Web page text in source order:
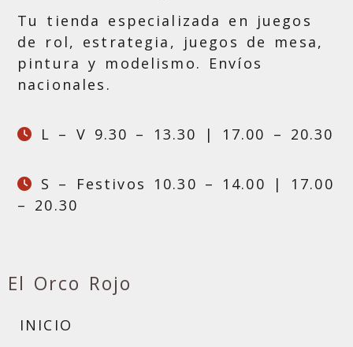
Tu tienda especializada en juegos
de rol, estrategia, juegos de mesa,
pintura y modelismo. Envíos
nacionales.
L – V 9.30 – 13.30 | 17.00 – 20.30
S – Festivos 10.30 – 14.00 | 17.00
– 20.30
El Orco Rojo
INICIO